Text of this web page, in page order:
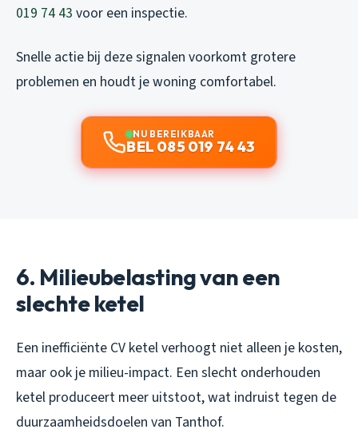
019 74 43 voor een inspectie.
Snelle actie bij deze signalen voorkomt grotere
problemen en houdt je woning comfortabel.
NU BEREIKBAAR
BEL 085 019 74 43
6. Milieubelasting van een
slechte ketel
Een inefficiënte CV ketel verhoogt niet alleen je kosten,
maar ook je milieu-impact. Een slecht onderhouden
ketel produceert meer uitstoot, wat indruist tegen de
duurzaamheidsdoelen van Tanthof.